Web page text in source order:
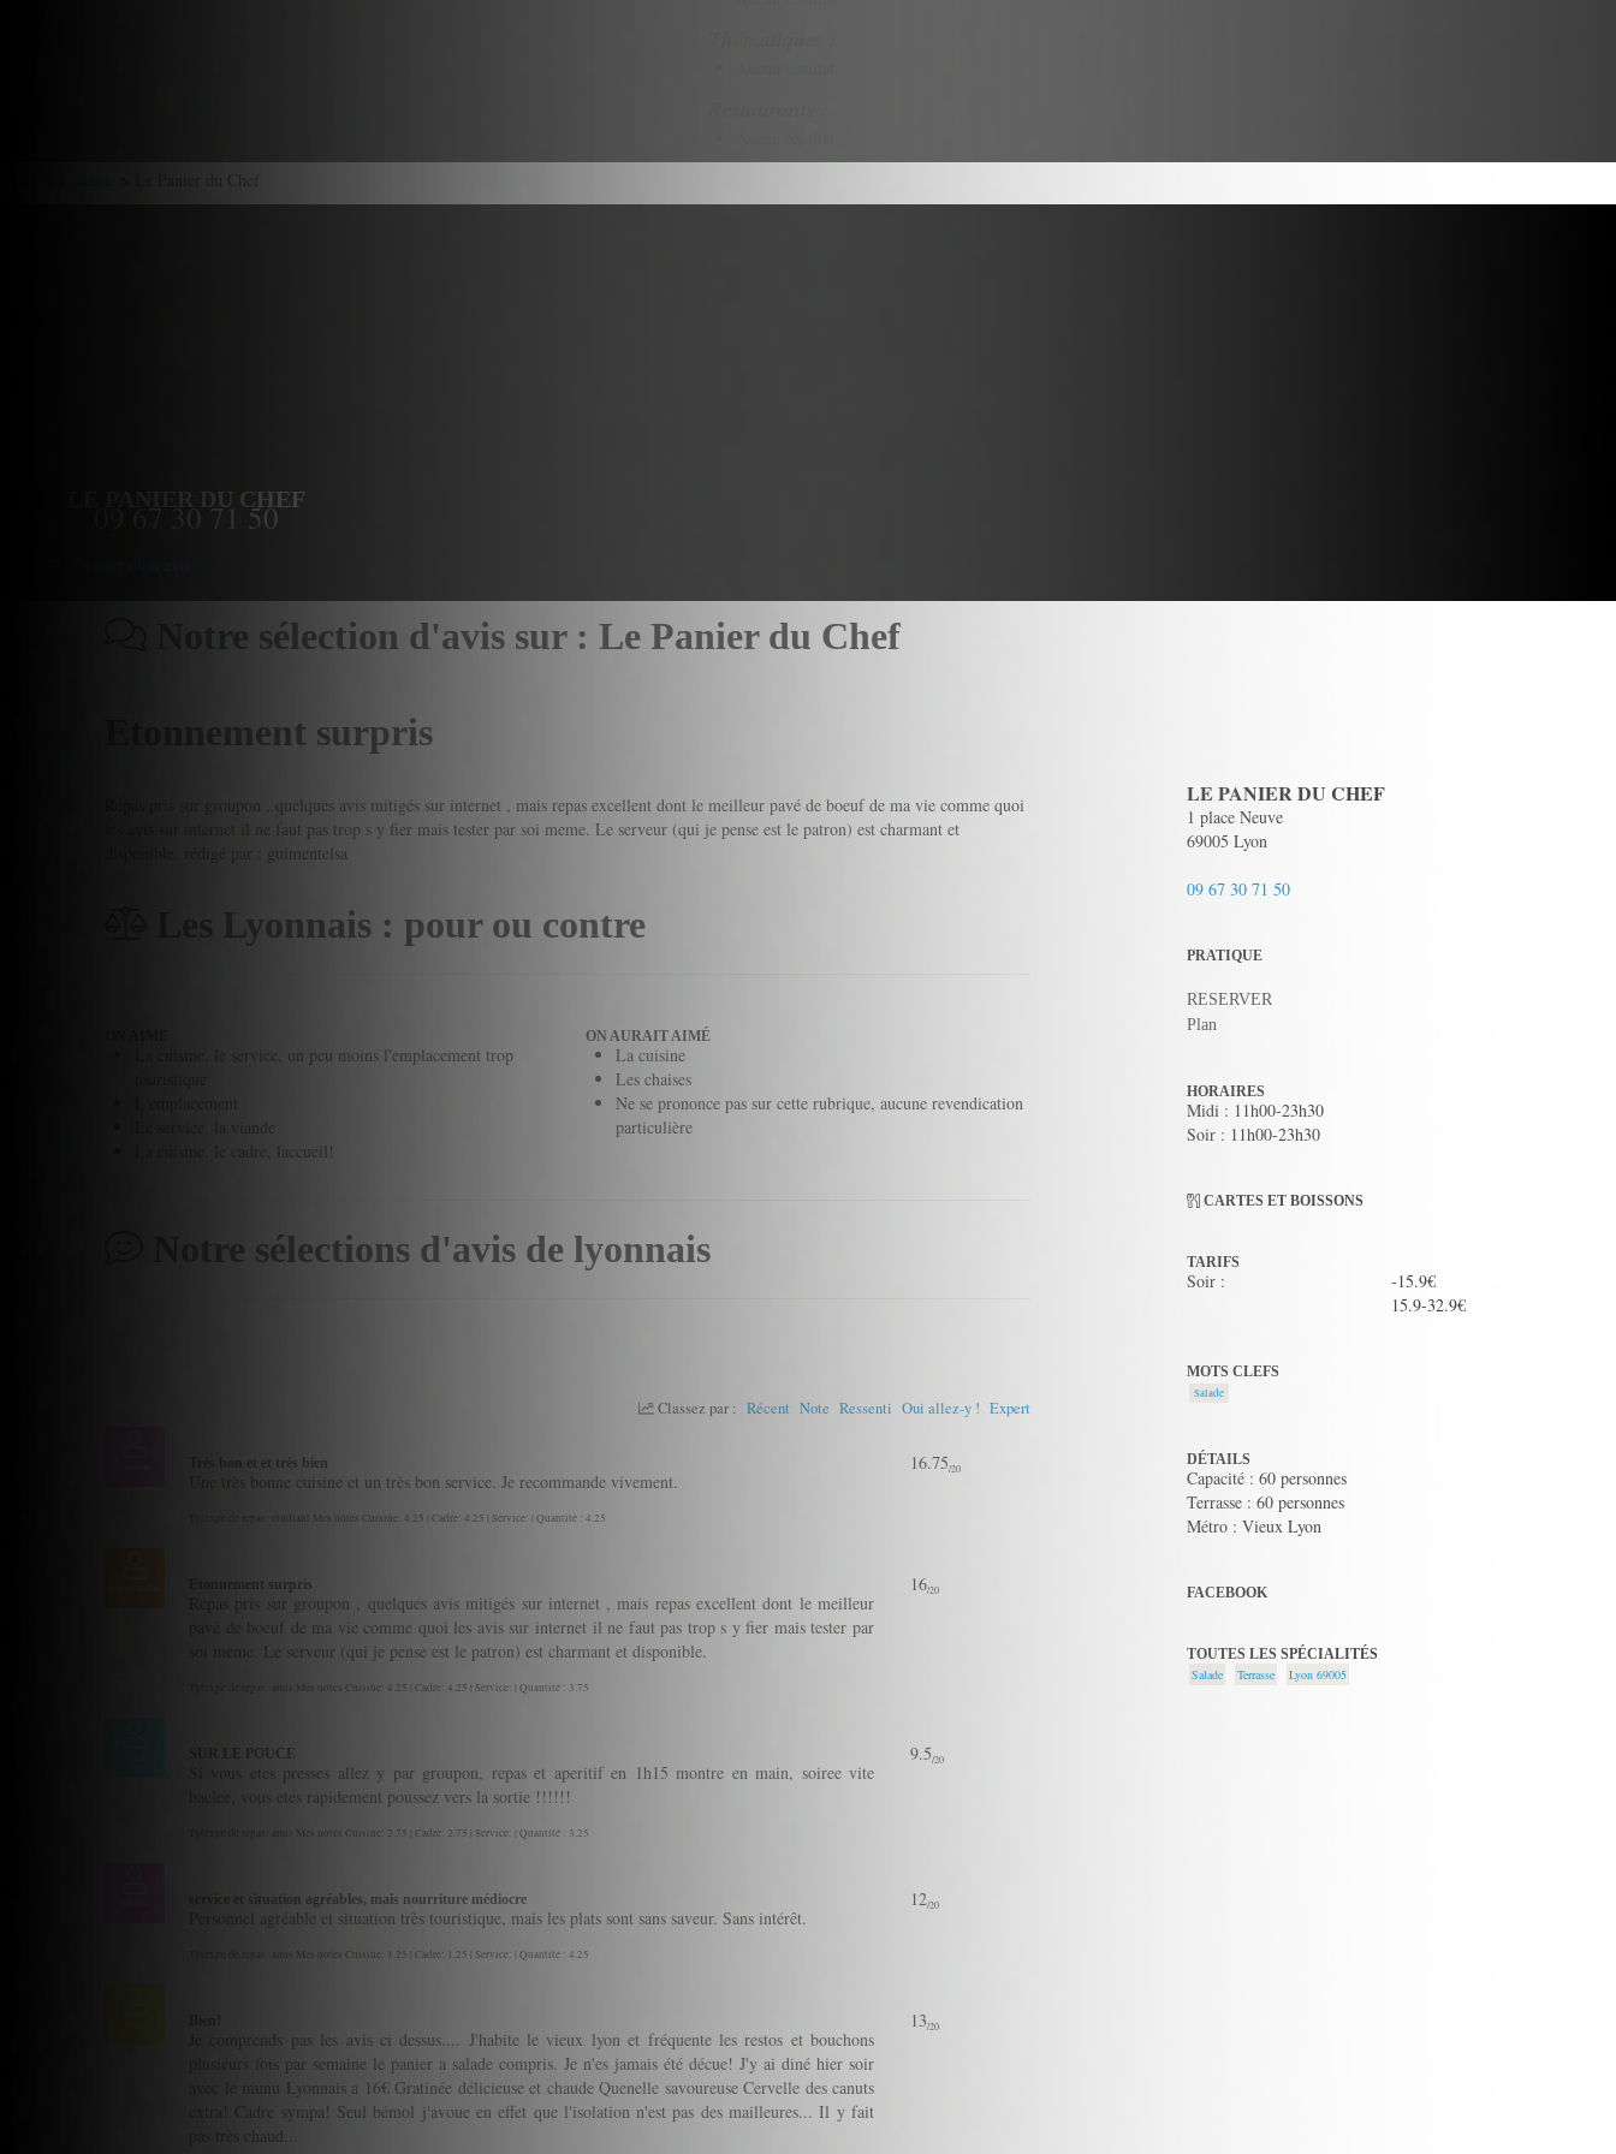
> Le Panier du Chef
LE PANIER DU CHEF
09 67 30 71 50
Notre sélection d'avis sur : Le Panier du Chef
Etonnement surpris
Repas pris sur groupon , quelques avis mitigés sur internet , mais repas excellent dont le meilleur pavé de boeuf de ma vie comme quoi
les avis sur internet il ne faut pas trop s y fier mais tester par soi meme. Le serveur (qui je pense est le patron) est charmant et
rédigé par : guimentelsa
Les Lyonnais : pour ou contre
La cuisine, le service, un peu moins l'emplacement trop
Le service, la viande
La cuisine, le cadre, laccueil!
ON AURAIT AIMÉ
La cuisine
Les chaises
Ne se prononce pas sur cette rubrique, aucune revendication
particulière
Notre sélections d'avis de lyonnais
Classez par : Récent Note Ressenti Oui allez-y ! Expert
Très bon et et très bien
Une très bonne cuisine et un très bon service. Je recommande vivement.
Tytexpe de repas: etudiant Mes notes Cuisine: 4.25 | Cadre: 4.25 | Service: | Quantité : 4.25
16.75/20
Etonnement surpris
Repas pris sur groupon , quelques avis mitigés sur internet , mais repas excellent dont le meilleur
pavé de boeuf de ma vie comme quoi les avis sur internet il ne faut pas trop s y fier mais tester par
soi meme. Le serveur (qui je pense est le patron) est charmant et disponible.
Tytexpe de repas: amis Mes notes Cuisine: 4.25 | Cadre: 4.25 | Service: | Quantité : 3.75
16/20
SUR LE POUCE
Si vous etes presses allez y par groupon, repas et aperitif en 1h15 montre en main, soiree vite
baclee, vous etes rapidement poussez vers la sortie !!!!!!
Tytexpe de repas: amis Mes notes Cuisine: 2.75 | Cadre: 2.75 | Service: | Quantité : 3.25
9.5/20
service et situation agréables, mais nourriture médiocre
Personnel agréable et situation très touristique, mais les plats sont sans saveur. Sans intérêt.
Tytexpe de repas: amis Mes notes Cuisine: 1.25 | Cadre: 1.25 | Service: | Quantité : 4.25
12/20
Je comprends pas les avis ci dessus.... J'habite le vieux lyon et fréquente les restos et bouchons
plusieurs fois par semaine le panier a salade compris. Je n'es jamais été décue! J'y ai diné hier soir
avec le munu Lyonnais a 16€ Gratinée délicieuse et chaude Quenelle savoureuse Cervelle des canuts
extra! Cadre sympa! Seul bémol j'avoue en effet que l'isolation n'est pas des mailleures... Il y fait
pas très chaud...
13/20
LE PANIER DU CHEF
1 place Neuve
69005 Lyon
09 67 30 71 50
PRATIQUE
RESERVER
Plan
HORAIRES
Midi : 11h00-23h30
Soir : 11h00-23h30
CARTES ET BOISSONS
TARIFS
Soir :
-15.9€
15.9-32.9€
MOTS CLEFS
Salade
DÉTAILS
Capacité : 60 personnes
Terrasse : 60 personnes
Métro : Vieux Lyon
FACEBOOK
TOUTES LES SPÉCIALITÉS
Salade
Terrasse Lyon 69005